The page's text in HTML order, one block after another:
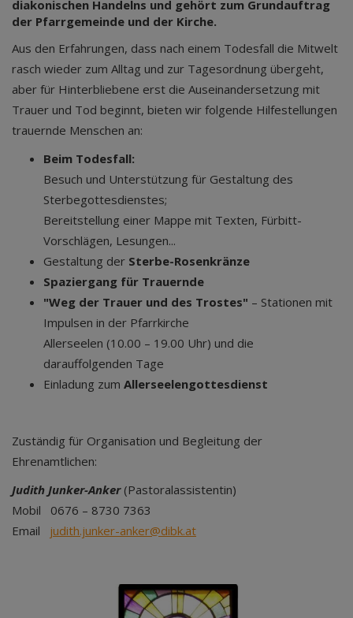
diakonischen Handelns und gehört zum Grundauftrag
der Pfarrgemeinde und der Kirche.
Aus den Erfahrungen, dass nach einem Todesfall die Mitwelt
rasch wieder zum Alltag und zur Tagesordnung übergeht,
aber für Hinterbliebene erst die Auseinandersetzung mit
Trauer und Tod beginnt, bieten wir folgende Hilfestellungen
trauernde Menschen an:
Beim Todesfall:
Besuch und Unterstützung für Gestaltung des
Sterbegottesdienstes;
Bereitstellung einer Mappe mit Texten, Fürbitt-
Vorschlägen, Lesungen...
Gestaltung der Sterbe-Rosenkränze
Spaziergang für Trauernde
"Weg der Trauer und des Trostes" – Stationen mit
Impulsen in der Pfarrkirche
Allerseelen (10.00 – 19.00 Uhr) und die
darauffolgenden Tage
Einladung zum Allerseelengottesdienst
Zuständig für Organisation und Begleitung der
Ehrenamtlichen:
Judith Junker-Anker(Pastoralassistentin)
Mobil 0676 – 8730 7363
Email judith.junker-anker@dibk.at